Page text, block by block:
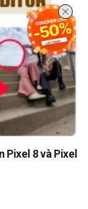
8 và Pixel